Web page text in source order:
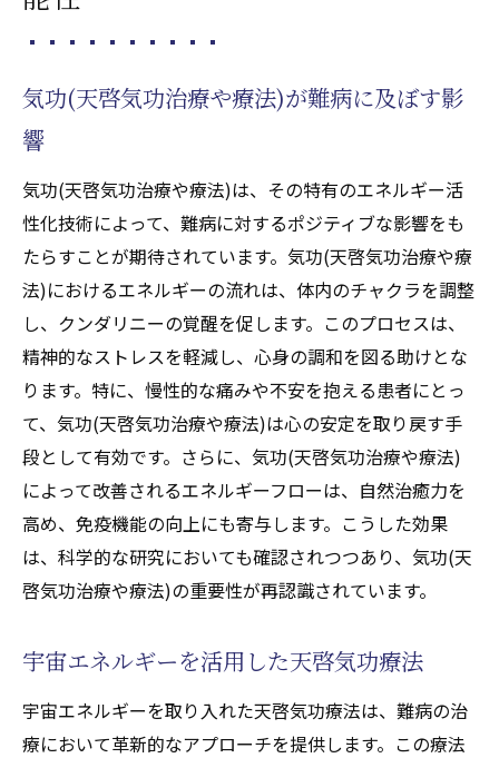
気功(天啓気功治療や療法)が難病に及ぼす影
響
気功(天啓気功治療や療法)は、その特有のエネルギー活
性化技術によって、難病に対するポジティブな影響をも
たらすことが期待されています。気功(天啓気功治療や療
法)におけるエネルギーの流れは、体内のチャクラを調整
し、クンダリニーの覚醒を促します。このプロセスは、
精神的なストレスを軽減し、心身の調和を図る助けとな
ります。特に、慢性的な痛みや不安を抱える患者にとっ
て、気功(天啓気功治療や療法)は心の安定を取り戻す手
段として有効です。さらに、気功(天啓気功治療や療法)
によって改善されるエネルギーフローは、自然治癒力を
高め、免疫機能の向上にも寄与します。こうした効果
は、科学的な研究においても確認されつつあり、気功(天
啓気功治療や療法)の重要性が再認識されています。
宇宙エネルギーを活用した天啓気功療法
宇宙エネルギーを取り入れた天啓気功療法は、難病の治
療において革新的なアプローチを提供します。この療法